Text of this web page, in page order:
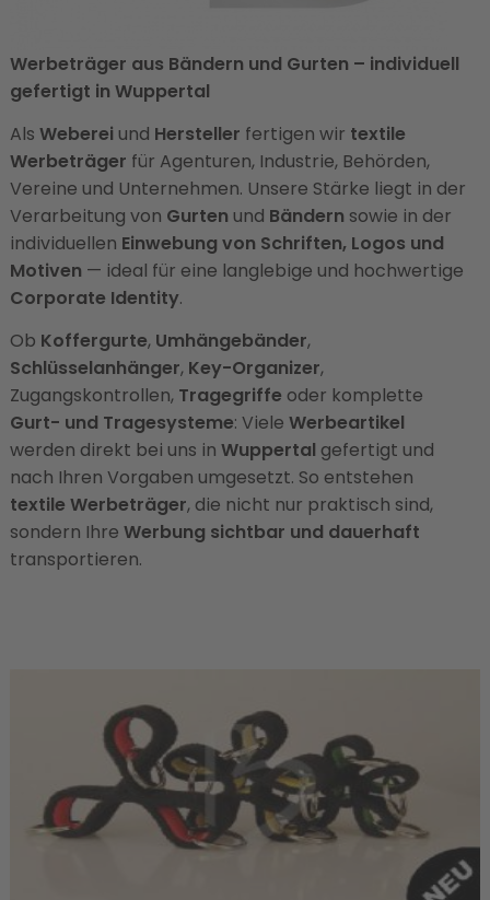
Werbeträger aus Bändern und Gurten – individuell
gefertigt in Wuppertal
Als Weberei und Hersteller fertigen wir textile
Werbeträger für Agenturen, Industrie, Behörden,
Vereine und Unternehmen. Unsere Stärke liegt in der
Verarbeitung von Gurten und Bändern sowie in der
individuellen Einwebung von Schriften, Logos und
Motiven — ideal für eine langlebige und hochwertige
Corporate Identity.
Ob Koffergurte, Umhängebänder,
Schlüsselanhänger, Key-Organizer,
Zugangskontrollen, Tragegriffe oder komplette
Gurt- und Tragesysteme: Viele Werbeartikel
werden direkt bei uns in Wuppertal gefertigt und
nach Ihren Vorgaben umgesetzt. So entstehen
textile Werbeträger, die nicht nur praktisch sind,
sondern Ihre Werbung sichtbar und dauerhaft
transportieren.